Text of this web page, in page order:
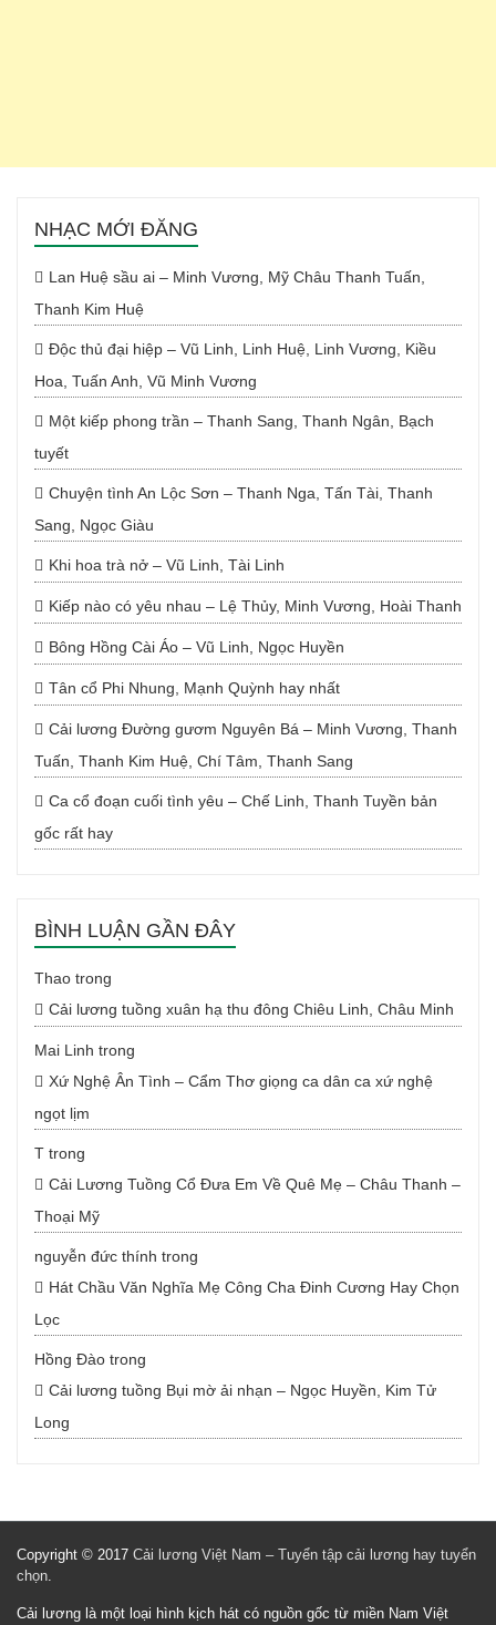
NHẠC MỚI ĐĂNG
Lan Huệ sầu ai – Minh Vương, Mỹ Châu Thanh Tuấn,
Thanh Kim Huệ
Độc thủ đại hiệp – Vũ Linh, Linh Huệ, Linh Vương, Kiều
Hoa, Tuấn Anh, Vũ Minh Vương
Một kiếp phong trần – Thanh Sang, Thanh Ngân, Bạch
tuyết
Chuyện tình An Lộc Sơn – Thanh Nga, Tấn Tài, Thanh
Sang, Ngọc Giàu
Khi hoa trà nở – Vũ Linh, Tài Linh
Kiếp nào có yêu nhau – Lệ Thủy, Minh Vương, Hoài Thanh
Bông Hồng Cài Áo – Vũ Linh, Ngọc Huyền
Tân cổ Phi Nhung, Mạnh Quỳnh hay nhất
Cải lương Đường gươm Nguyên Bá – Minh Vương, Thanh
Tuấn, Thanh Kim Huệ, Chí Tâm, Thanh Sang
Ca cổ đoạn cuối tình yêu – Chế Linh, Thanh Tuyền bản
gốc rất hay
BÌNH LUẬN GẦN ĐÂY
Thao trong
Cải lương tuồng xuân hạ thu đông Chiêu Linh, Châu Minh
Mai Linh trong
Xứ Nghệ Ân Tình – Cẩm Thơ giọng ca dân ca xứ nghệ
ngọt lịm
T trong
Cải Lương Tuồng Cổ Đưa Em Về Quê Mẹ – Châu Thanh –
Thoại Mỹ
nguyễn đức thính trong
Hát Chầu Văn Nghĩa Mẹ Công Cha Đinh Cương Hay Chọn
Lọc
Hồng Đào trong
Cải lương tuồng Bụi mờ ải nhạn – Ngọc Huyền, Kim Tử
Long
Copyright © 2017 Cải lương Việt Nam – Tuyển tập cải lương hay tuyển
chọn.
Cải lương là một loại hình kịch hát có nguồn gốc từ miền Nam Việt